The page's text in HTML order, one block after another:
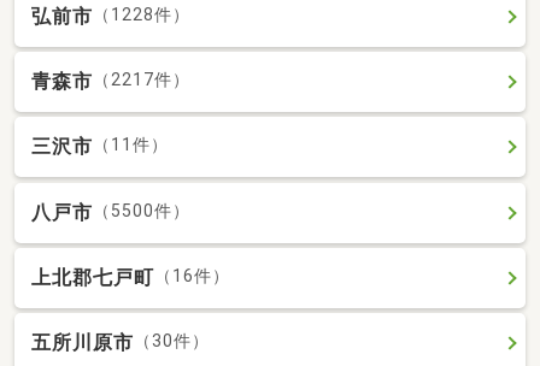
弘前市 （1228件）
青森市 （2217件）
三沢市 （11件）
八戸市 （5500件）
上北郡七戸町 （16件）
五所川原市 （30件）